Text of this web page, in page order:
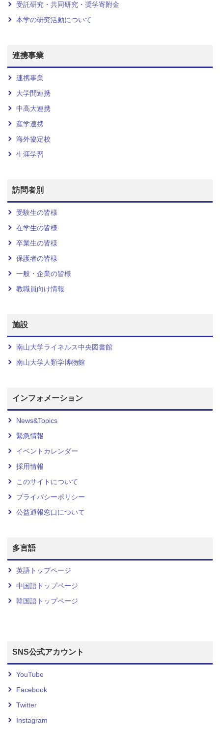
受託研究・共同研究・奨学寄附金
本学の研究活動について
連携事業
連携事業
大学間連携
中高大連携
産学連携
海外協定校
生涯学習
訪問者別
受験生の皆様
在学生の皆様
卒業生の皆様
保護者の皆様
一般・企業の皆様
教職員向け情報
施設
南山大学ライネルス中央図書館
南山大学人類学博物館
インフォメーション
News&Topics
緊急情報
イベントカレンダー
採用情報
このサイトについて
プライバシーポリシー
公益通報窓口について
多言語
英語トップページ
中国語トップページ
韓国語トップページ
SNS公式アカウント
YouTube
Facebook
Twitter
Instagram